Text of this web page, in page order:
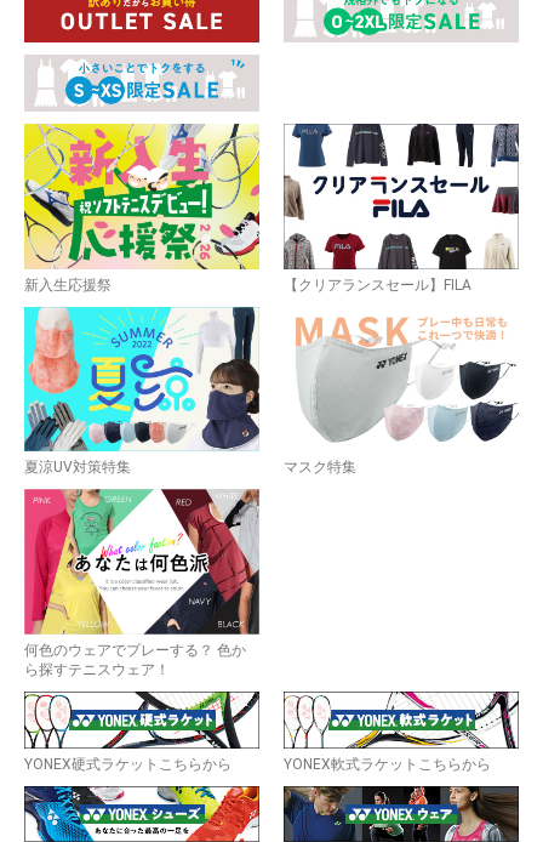
お買い物を続ける カートへ進む
新入生応援祭 【クリアランスセール】FILA
夏涼UV対策特集 マスク特集
何色のウェアでプレーする？ 色か
ら探すテニスウェア！
YONEX硬式ラケットこちらから YONEX軟式ラケットこちらから